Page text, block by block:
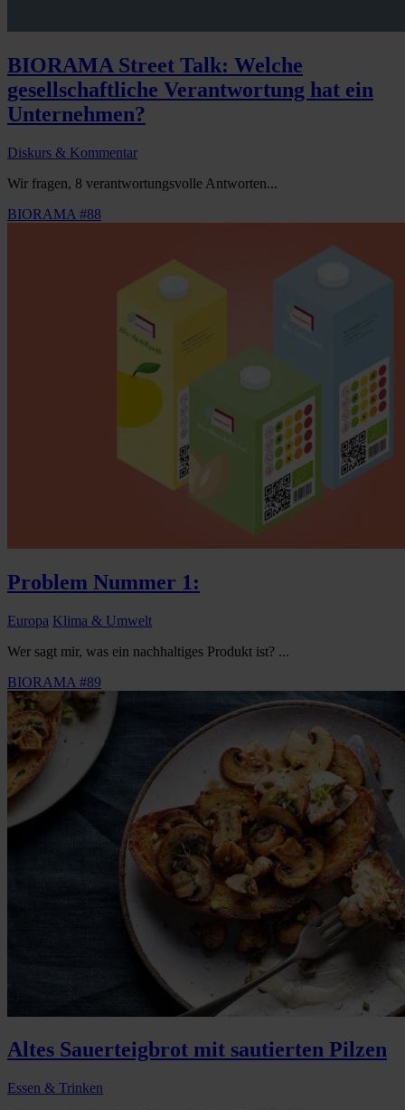
BIORAMA Street Talk: Welche
gesellschaftliche Verantwortung hat ein
Unternehmen?
Diskurs & Kommentar
Wir fragen, 8 verantwortungsvolle Antworten...
BIORAMA #88
Problem Nummer 1:
Europa Klima & Umwelt
Wer sagt mir, was ein nachhaltiges Produkt ist? ...
BIORAMA #89
Altes Sauerteigbrot mit sautierten Pilzen
Essen & Trinken